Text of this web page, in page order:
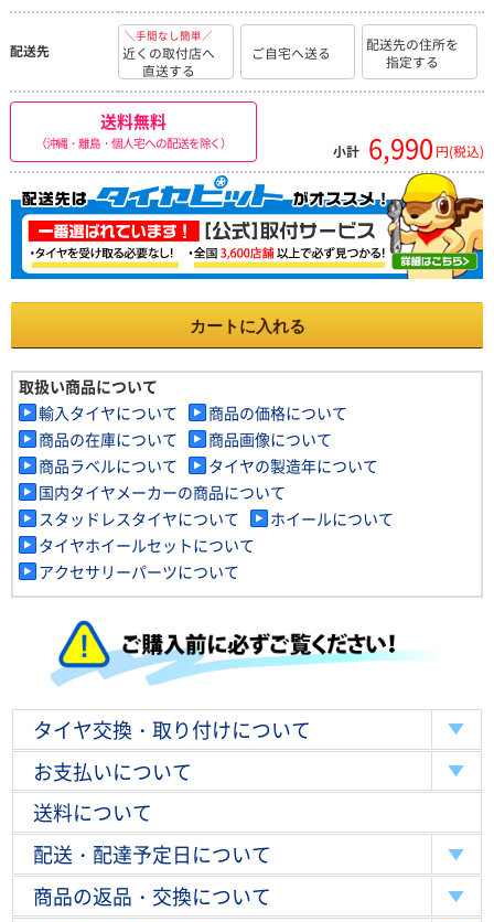
配送先
＼手間なし簡単／
近くの取付店へ
直送する
ご自宅へ送る
配送先の住所を
指定する
送料無料
（沖縄・離島・個人宅への配送を除く） 小計 6,990 円(税込)
カートに入れる
取扱い商品について
輸入タイヤについて
商品の価格について
商品の在庫について
商品画像について
商品ラベルについて
タイヤの製造年について
国内タイヤメーカーの商品について
スタッドレスタイヤについて
ホイールについて
タイヤホイールセットについて
アクセサリーパーツについて
タイヤ交換・取り付けについて
お支払いについて
送料について
配送・配達予定日について
商品の返品・交換について